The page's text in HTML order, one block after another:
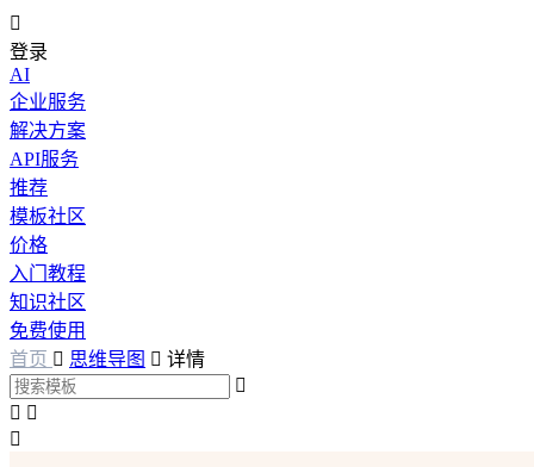

登录
AI
企业服务
解决方案
API服务
推荐
模板社区
价格
入门教程
知识社区
免费使用
首页  思维导图  详情

 
